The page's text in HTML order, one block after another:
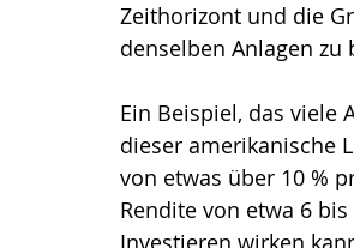
Zeithorizont und die
denselben Anlagen
Ein Beispiel, das viele
dieser amerikanische
von etwas über 10 %
Rendite von etwa 6